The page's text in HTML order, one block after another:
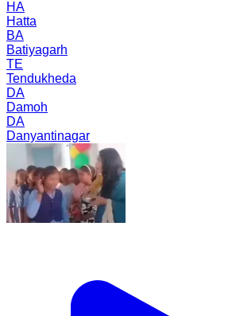
HA
Hatta
BA
Batiyagarh
TE
Tendukheda
DA
Damoh
DA
Danyantinagar